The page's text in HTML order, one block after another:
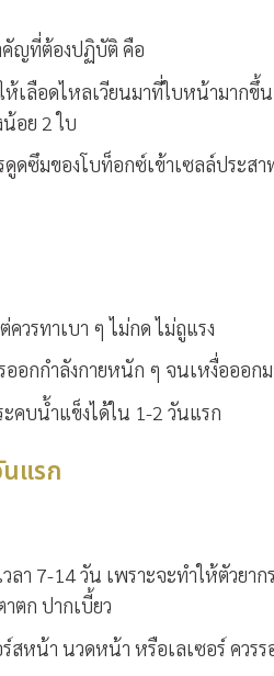
คัญที่ต้องปฏิบัติ คือ
เลือดไหลเวียนมาที่ใบหน้ามากขึ้
อย 2 ใบ
ดูดซึมของโบท็อกซ์เข้าเซลล์ประสา
วรทาเบา ๆ ไม่กด ไม่ถูแรง
ออกกำลังกายหนัก ๆ จนเหงื่อออก
คบน้ำแข็งได้ใน 1-2 วันแรก
แรก
ลา 7-14 วัน เพราะจะทำให้ตัวยา
ตก ปากเบี้ยว
สหน้า นวดหน้า หรือเลเซอร์ ควร